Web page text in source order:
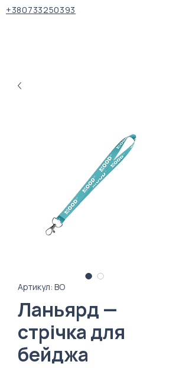
+380733250393
Артикул: BO
Ланьярд —
стрічка для
бейджа